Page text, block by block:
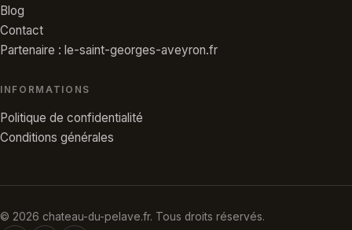
Blog
Contact
Partenaire : le-saint-georges-aveyron.fr
INFORMATIONS
Politique de confidentialité
Conditions générales
© 2026 chateau-du-pelave.fr. Tous droits réservés.